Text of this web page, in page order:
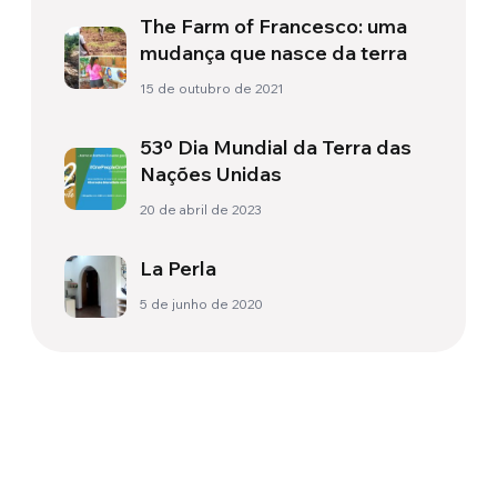
The Farm of Francesco: uma
mudança que nasce da terra
15 de outubro de 2021
53º Dia Mundial da Terra das
Nações Unidas
20 de abril de 2023
La Perla
5 de junho de 2020